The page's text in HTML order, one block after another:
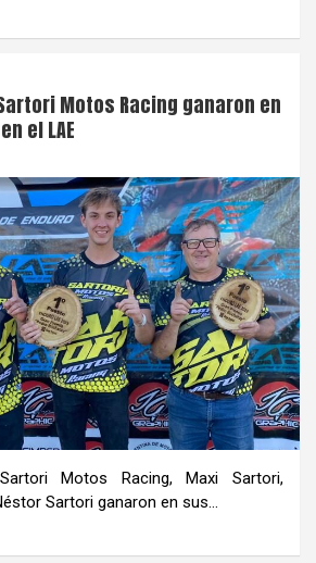
Motos Racing ganaron en
el LAE
Motos Racing, Maxi Sartori,
Sartori ganaron en sus…